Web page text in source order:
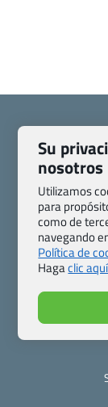
Pasaporte,
Blog
Política
Su
nosotros
Utilizamos
para
como de
navegando
Política de
Hagaclic aquí